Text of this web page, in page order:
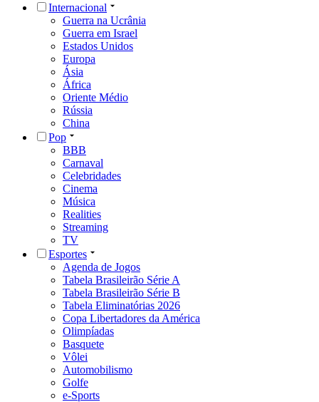
Internacional
Guerra na Ucrânia
Guerra em Israel
Estados Unidos
Europa
Ásia
África
Oriente Médio
Rússia
China
Pop
BBB
Carnaval
Celebridades
Cinema
Música
Realities
Streaming
TV
Esportes
Agenda de Jogos
Tabela Brasileirão Série A
Tabela Brasileirão Série B
Tabela Eliminatórias 2026
Copa Libertadores da América
Olimpíadas
Basquete
Vôlei
Automobilismo
Golfe
e-Sports